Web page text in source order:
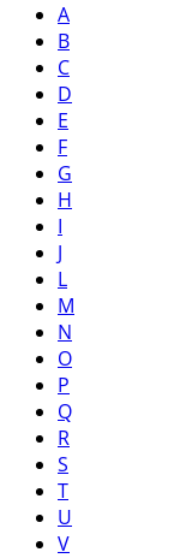
A
B
C
D
E
F
G
H
I
J
L
M
N
O
P
Q
R
S
T
U
V